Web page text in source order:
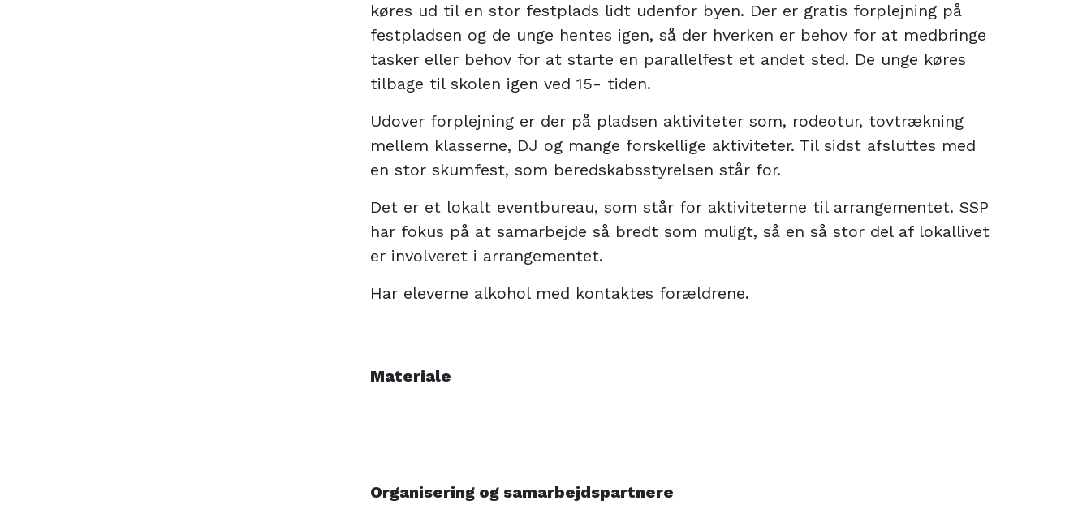
køres ud til en stor festplads lidt udenfor byen. Der er gratis forplejning på
festpladsen og de unge hentes igen, så der hverken er behov for at medbringe
tasker eller behov for at starte en parallelfest et andet sted. De unge køres
tilbage til skolen igen ved 15- tiden.
Udover forplejning er der på pladsen aktiviteter som, rodeotur, tovtrækning
mellem klasserne, DJ og mange forskellige aktiviteter. Til sidst afsluttes med
en stor skumfest, som beredskabsstyrelsen står for.
Det er et lokalt eventbureau, som står for aktiviteterne til arrangementet. SSP
har fokus på at samarbejde så bredt som muligt, så en så stor del af lokallivet
er involveret i arrangementet.
Har eleverne alkohol med kontaktes forældrene.
Materiale
Organisering og samarbejdspartnere